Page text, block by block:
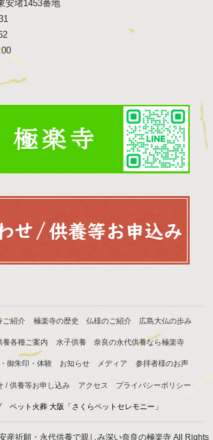
安堵1453番地
ご紹介 極楽寺の歴史 仏様のご紹介 広島大仏の歩み
養各種ご案内 水子供養 奈良の永代供養なら極楽寺
御朱印・体験 お知らせ メディア 参拝者様のお声
/ 供養等お申し込み アクセス プライバシーポリシー
ペット火葬 大阪「さくらペットセレモニー」
産祈願・永代供養で親しみ深い奈良の極楽寺 All Rights